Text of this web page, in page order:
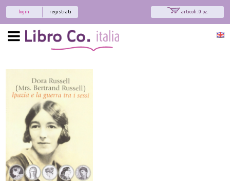
articoli: 0 pz.
registrati
login